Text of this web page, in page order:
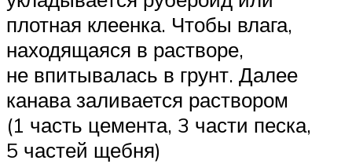
плотная клеенка. Чтобы влага,
находящаяся в растворе,
не впитывалась в грунт. Далее
канава заливается раствором
(1 часть цемента, 3 части песка,
5 частей щебня)